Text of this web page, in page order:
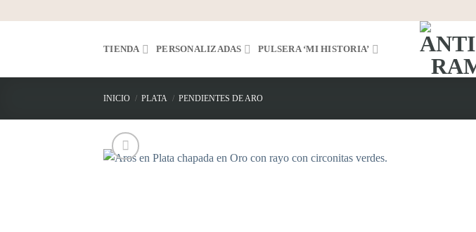
TIENDA PERSONALIZADAS PULSERA ‘MI HISTORIA’
INICIO / PLATA / PENDIENTES DE ARO